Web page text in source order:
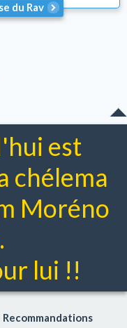
du Rav
est
chélema
Moréno
lui !!
Recommandations